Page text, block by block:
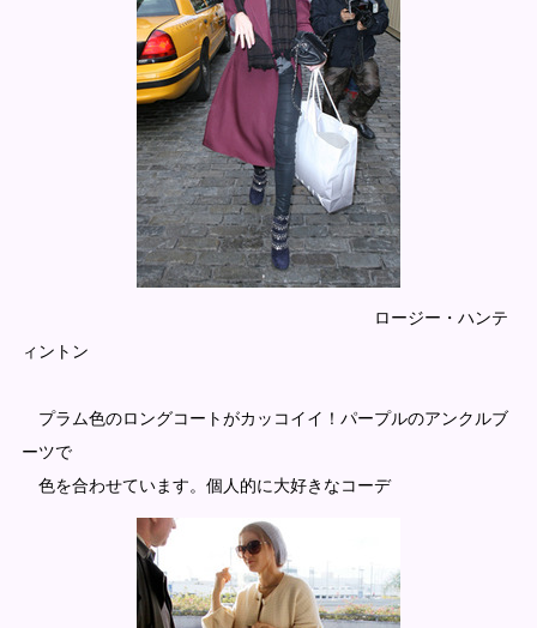
ロージー・ハンテ
ィントン
プラム色のロングコートがカッコイイ！パープルのアンクルブ
ーツで
色を合わせています。個人的に大好きなコーデ